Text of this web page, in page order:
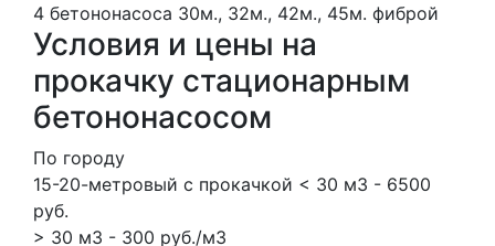
4 бетононасоса 30м., 32м., 42м., 45м. фиброй
Условия и цены на
прокачку стационарным
бетононасосом
По городу
15-20-метровый с прокачкой < 30 м3 - 6500
руб.
> 30 м3 - 300 руб./м3